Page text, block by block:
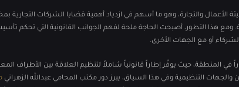
الأعمال والتجارة، وهو ما أسهم في ازدياد أهمية قضايا الشركات التجارية
هذا التطور، أصبحت الحاجة ملحة لفهم الجوانب القانونية التي تحكم
أو مع الجهات الأخرى.
المنطقة، حيث يوفّر إطاراً قانونياً شاملاً لتنظيم العلاقة بين الأطراف
التنظيمية وفي هذا السياق، يبرز دور مكتب المحامي عبدالله الزهراني